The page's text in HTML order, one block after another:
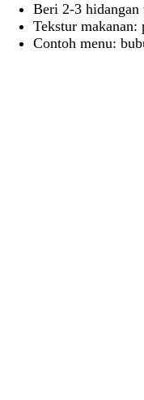
Beri 2-3 hidangan
Tekstur makanan:
Contoh menu: